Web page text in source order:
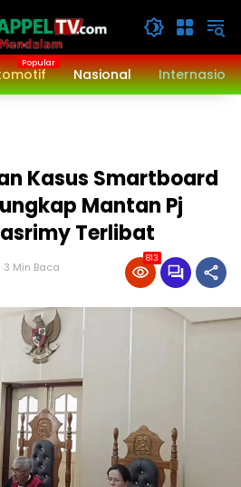
Nasional
Kasus Smartboard
Mantan Pj
Terlibat
3 Min Baca
813